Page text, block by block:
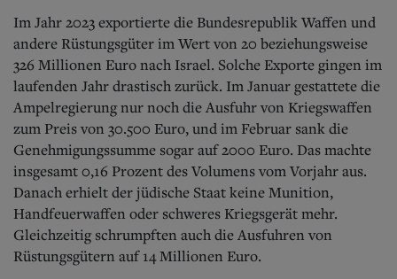
Start
Wer wir sind
Aktuelle Ausgabe
Abonnenten-Login
Abonnent werden
Abo Prämien
Archiv
Mediadaten
Bücher
Kontakt
Impressum
Datenschutz
Im Jahr 2023 exportierte die Bundesrepublik Waffen und
andere Rüstungsgüter im Wert von 20 beziehungsweise
326 Millionen Euro nach Israel. Solche Exporte gingen im
laufenden Jahr drastisch zurück. Im Januar gestattete die
Ampelregierung nur noch die Ausfuhr von Kriegswaffen
zum Preis von 30.500 Euro, und im Februar sank die
Genehmigungssumme sogar auf 2000 Euro. Das machte
insgesamt 0,16 Prozent des Volumens vom Vorjahr aus.
Danach erhielt der jüdische Staat keine Munition,
Handfeuerwaffen oder schweres Kriegsgerät mehr.
Gleichzeitig schrumpften auch die Ausfuhren von
Rüstungsgütern auf 14 Millionen Euro.